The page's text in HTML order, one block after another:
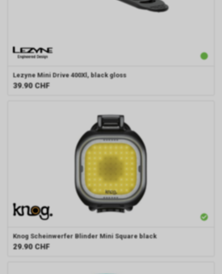
Lezyne Mini Drive 400Xl, black gloss
39.90 CHF
Knog Scheinwerfer Blinder Mini Square black
29.90 CHF